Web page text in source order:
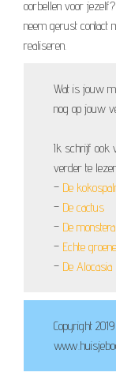
oorbellen voor
neem gerust contact
realiseren.
Wat is jouw
nog op jouw
Ik schrijf ook
verder te
– De
– De cactus
– De monstera
– Echte
– De Alocasia
Copyright